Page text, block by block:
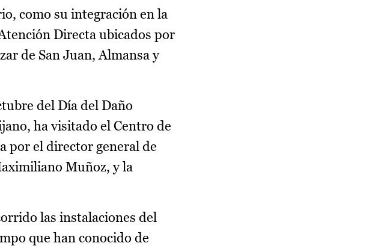
como su integración en la
Directa ubicados por
de San Juan, Almansa y
del Día del Daño
ha visitado el Centro de
por el director general de
Muñoz, y la
las instalaciones del
que han conocido de